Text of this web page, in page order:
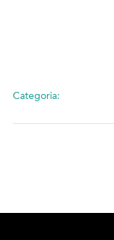
Categoria: